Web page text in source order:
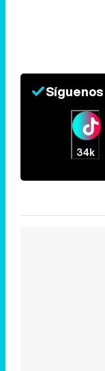
Síguenos
34k